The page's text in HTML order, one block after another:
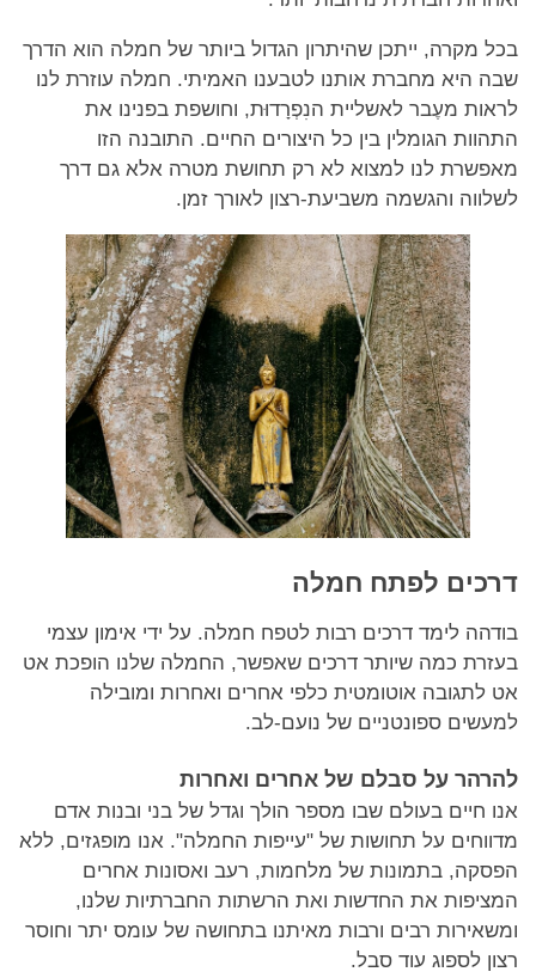
בכל מקרה, ייתכן שהיתרון הגדול ביותר של חמלה הוא הדרך
שבה היא מחברת אותנו לטבענו האמיתי. חמלה עוזרת לנו
לראות מעֶבר לאשליית הנִפְרָדוּת, וחושפת בפנינו את
התהוות הגומלין בין כל היצורים החיים. התובנה הזו
מאפשרת לנו למצוא לא רק תחושת מטרה אלא גם דרך
לשלווה והגשמה משביעת-רצון לאורך זמן.
דרכים לפתח חמלה
בודהה לימד דרכים רבות לטפח חמלה. על ידי אימון עצמי
בעזרת כמה שיותר דרכים שאפשר, החמלה שלנו הופכת אט
אט לתגובה אוטומטית כלפי אחרים ואחרות ומובילה
למעשים ספונטניים של נועם-לב.
להרהר על סבלם של אחרים ואחרות
אנו חיים בעולם שבו מספר הולך וגדל של בני ובנות אדם
מדווחים על תחושות של "עייפות החמלה". אנו מופגזים, ללא
הפסקה, בתמונות של מלחמות, רעב ואסונות אחרים
המציפות את החדשות ואת הרשתות החברתיות שלנו,
ומשאירות רבים ורבות מאיתנו בתחושה של עומס יתר וחוסר
רצון לספוג עוד סבל.